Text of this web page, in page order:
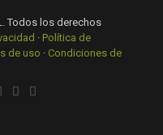
Todos los derechos
· Política de
de uso · Condiciones de